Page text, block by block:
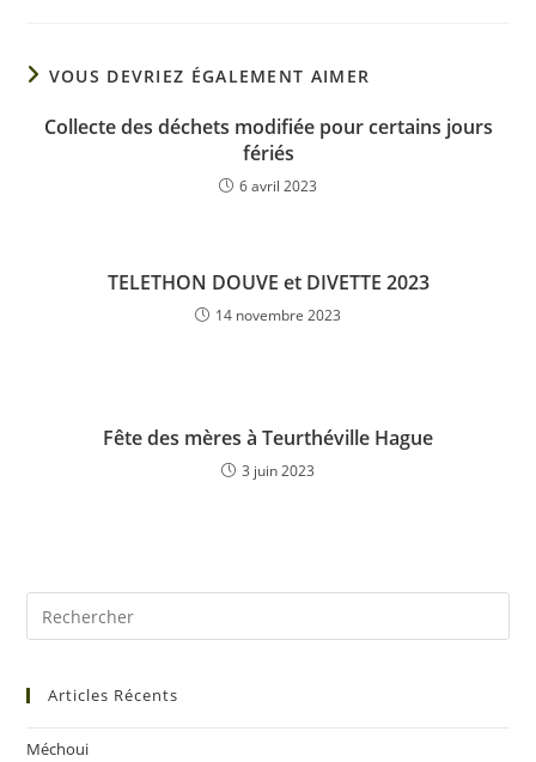
VOUS DEVRIEZ ÉGALEMENT AIMER
Collecte des déchets modifiée pour certains jours
fériés
6 avril 2023
TELETHON DOUVE et DIVETTE 2023
14 novembre 2023
Fête des mères à Teurthéville Hague
3 juin 2023
Articles Récents
Méchoui